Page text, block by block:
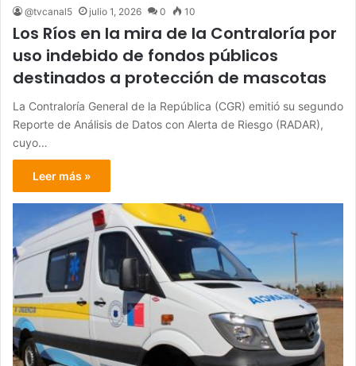
@tvcanal5 julio 1, 2026 0 10
Los Ríos en la mira de la Contraloría por
uso indebido de fondos públicos
destinados a protección de mascotas
La Contraloría General de la República (CGR) emitió su segundo
Reporte de Análisis de Datos con Alerta de Riesgo (RADAR),
cuyo…
Leer más »